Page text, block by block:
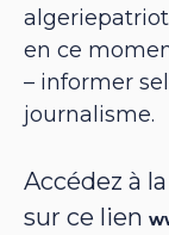
en ce
– informer
journalisme.
Accédez à
sur ce lien